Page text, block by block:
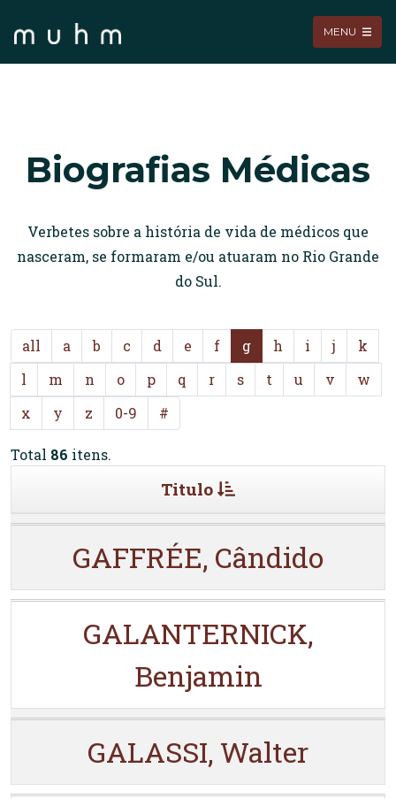
MENU
Biografias Médicas
Verbetes sobre a história de vida de médicos que
nasceram, se formaram e/ou atuaram no Rio Grande
do Sul.
all a b c d e f g h i j
k
l
m n o p q r s t u v
w
x
y z 0-9 #
Total 86 itens.
Titulo
GAFFRÉE, Cândido
GALANTERNICK,
Benjamin
GALASSI, Walter